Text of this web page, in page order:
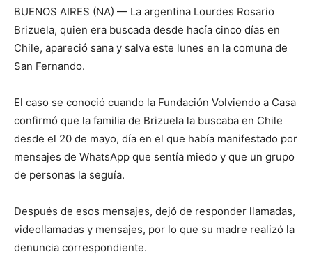
BUENOS AIRES (NA) — La argentina Lourdes Rosario
Brizuela, quien era buscada desde hacía cinco días en
Chile, apareció sana y salva este lunes en la comuna de
San Fernando.
El caso se conoció cuando la Fundación Volviendo a Casa
confirmó que la familia de Brizuela la buscaba en Chile
desde el 20 de mayo, día en el que había manifestado por
mensajes de WhatsApp que sentía miedo y que un grupo
de personas la seguía.
Después de esos mensajes, dejó de responder llamadas,
videollamadas y mensajes, por lo que su madre realizó la
denuncia correspondiente.